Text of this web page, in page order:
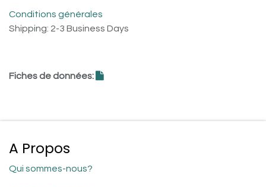
Conditions générales
Shipping: 2-3 Business Days
Fiches de données:
A Propos
Qui sommes-nous?